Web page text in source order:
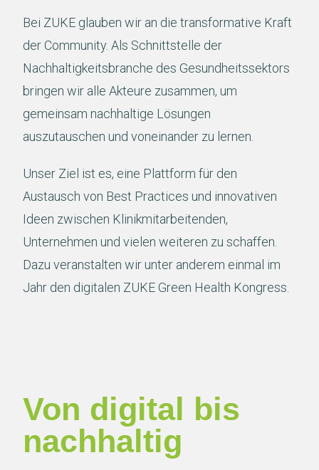
Bei ZUKE glauben wir an die transformative Kraft
der Community. Als Schnittstelle der
Nachhaltigkeitsbranche des Gesundheitssektors
bringen wir alle Akteure zusammen, um
gemeinsam nachhaltige Lösungen
auszutauschen und voneinander zu lernen.
Unser Ziel ist es, eine Plattform für den
Austausch von Best Practices und innovativen
Ideen zwischen Klinikmitarbeitenden,
Unternehmen und vielen weiteren zu schaffen.
Dazu veranstalten wir unter anderem einmal im
Jahr den digitalen ZUKE Green Health Kongress.
Von digital bis
nachhaltig